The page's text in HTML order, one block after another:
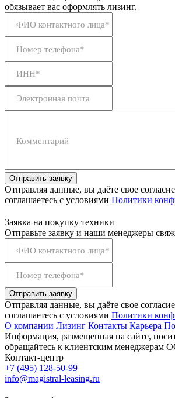
обязывает вас оформлять лизинг.
ФИО контактного лица*
Номер телефона*
ИНН*
Электронная почта
Комментарий
Отправить заявку
Отправляя данные, вы даёте свое
соглашаетесь с условиями Политики
Заявка на покупку техники
Отправьте заявку и наши менеджеры
ФИО контактного лица*
Номер телефона*
Отправить заявку
Отправляя данные, вы даёте свое
соглашаетесь с условиями Политики
О компании Лизинг Контакты Карьера
Информация, размещенная на сайте,
обращайтесь к клиентским менеджерам
Контакт-центр
+7 (495) 128-50-99
info@magistral-leasing.ru